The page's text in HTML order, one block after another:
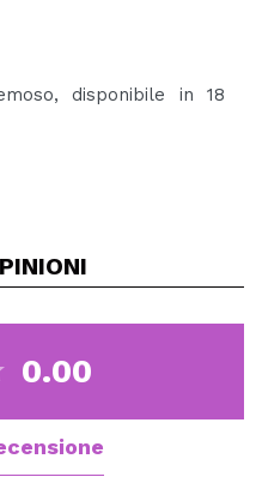
disponibile in 18
ancora più a lunga
0.00